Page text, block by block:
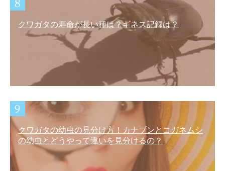
クワガタの寿命が長い種は？ギネス記録は？
クワガタの幼虫の見分け方！カナブンとコガネムシ
の幼虫とどうやって違いを見分けるの？